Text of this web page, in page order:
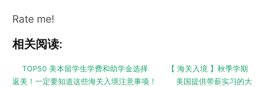
Rate me!
相关阅读:
TOP50 美本留学生学费和助学金选择
【 海关入境 】秋季学期
返美！一定要知道这些海关入境注意事项！
美国提供带薪实习的大